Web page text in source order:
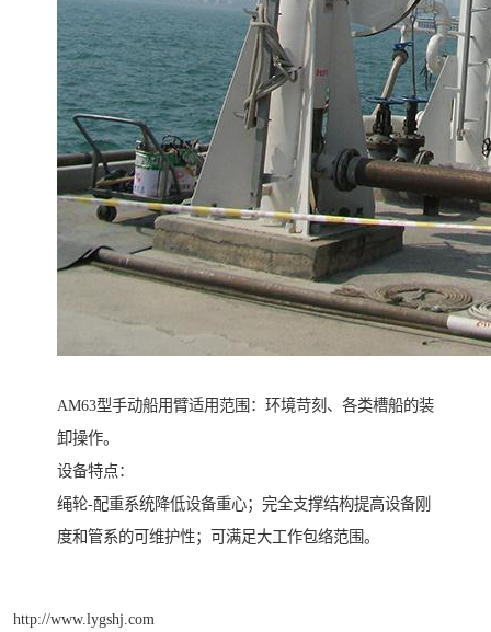
AM63型手动船用臂适用范围：环境苛刻、各类槽船的装
卸操作。
设备特点：
绳轮-配重系统降低设备重心；完全支撑结构提高设备刚
度和管系的可维护性；可满足大工作包络范围。
http://www.lygshj.com